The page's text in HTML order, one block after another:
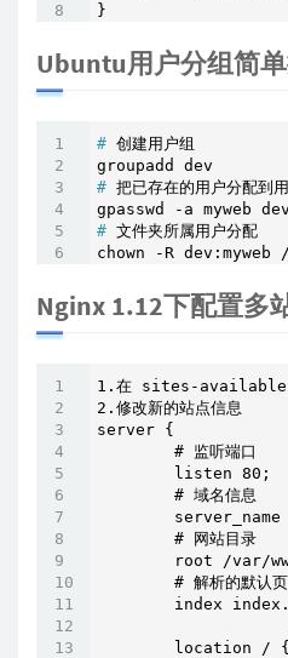
}
Ubuntu用户分组简单
# 创建用户组
# 把已存在的用户分配到
# 文件夹所属用户分配
chown -R
Nginx 1.12下配置多
1.在 sites-available
2.修改新的站点信息
server {
        # 监听端口
        listen 80;
        # 域名信息
server_name
        # 网站目录
root /var/
        # 解析的默认页
index
        location / {